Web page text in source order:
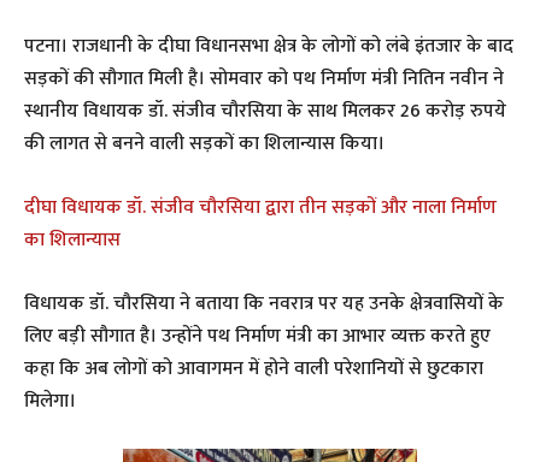
पटना। राजधानी के दीघा विधानसभा क्षेत्र के लोगों को लंबे इंतजार के बाद
सड़कों की सौगात मिली है। सोमवार को पथ निर्माण मंत्री नितिन नवीन ने
स्थानीय विधायक डॉ. संजीव चौरसिया के साथ मिलकर 26 करोड़ रुपये
की लागत से बनने वाली सड़कों का शिलान्यास किया।
दीघा विधायक डॉ. संजीव चौरसिया द्वारा तीन सड़कों और नाला निर्माण
का शिलान्यास
विधायक डॉ. चौरसिया ने बताया कि नवरात्र पर यह उनके क्षेत्रवासियों के
लिए बड़ी सौगात है। उन्होंने पथ निर्माण मंत्री का आभार व्यक्त करते हुए
कहा कि अब लोगों को आवागमन में होने वाली परेशानियों से छुटकारा
मिलेगा।